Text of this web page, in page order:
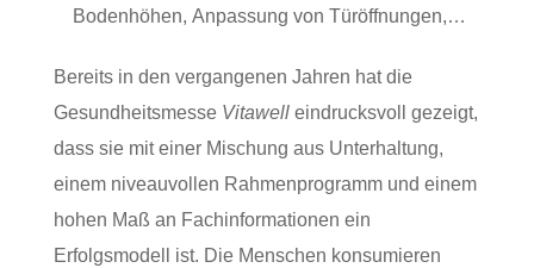
Bodenhöhen, Anpassung von Türöffnungen,…
Bereits in den vergangenen Jahren hat die
Gesundheitsmesse Vitawell eindrucksvoll gezeigt,
dass sie mit einer Mischung aus Unterhaltung,
einem niveauvollen Rahmenprogramm und einem
hohen Maß an Fachinformationen ein
Erfolgsmodell ist. Die Menschen konsumieren